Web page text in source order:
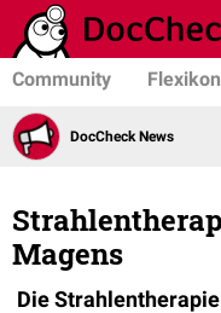
Community Flexikon
DocCheck News
Magens
Die